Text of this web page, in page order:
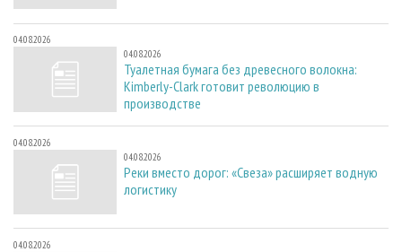
04.08.2026
04.08.2026
Туалетная бумага без древесного волокна:
Kimberly-Clark готовит революцию в
производстве
04.08.2026
04.08.2026
Реки вместо дорог: «Свеза» расширяет водную
логистику
04.08.2026